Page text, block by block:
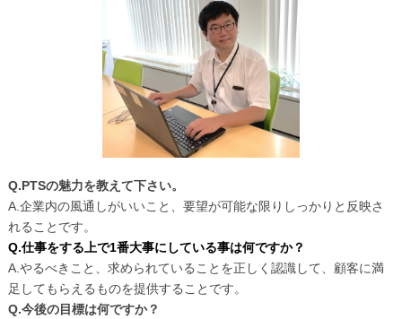
Q.PTSの魅力を教えて下さい。
A.企業内の風通しがいいこと、要望が可能な限りしっかりと反映さ
れることです。
Q.仕事をする上で1番大事にしている事は何ですか？
A.やるべきこと、求められていることを正しく認識して、顧客に満
足してもらえるものを提供することです。
Q.今後の目標は何ですか？